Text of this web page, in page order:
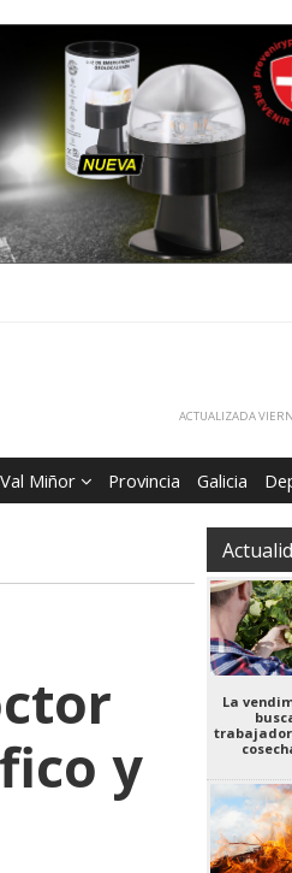
ACTUALIZADA
Val Miñor Provincia Galicia
y
La